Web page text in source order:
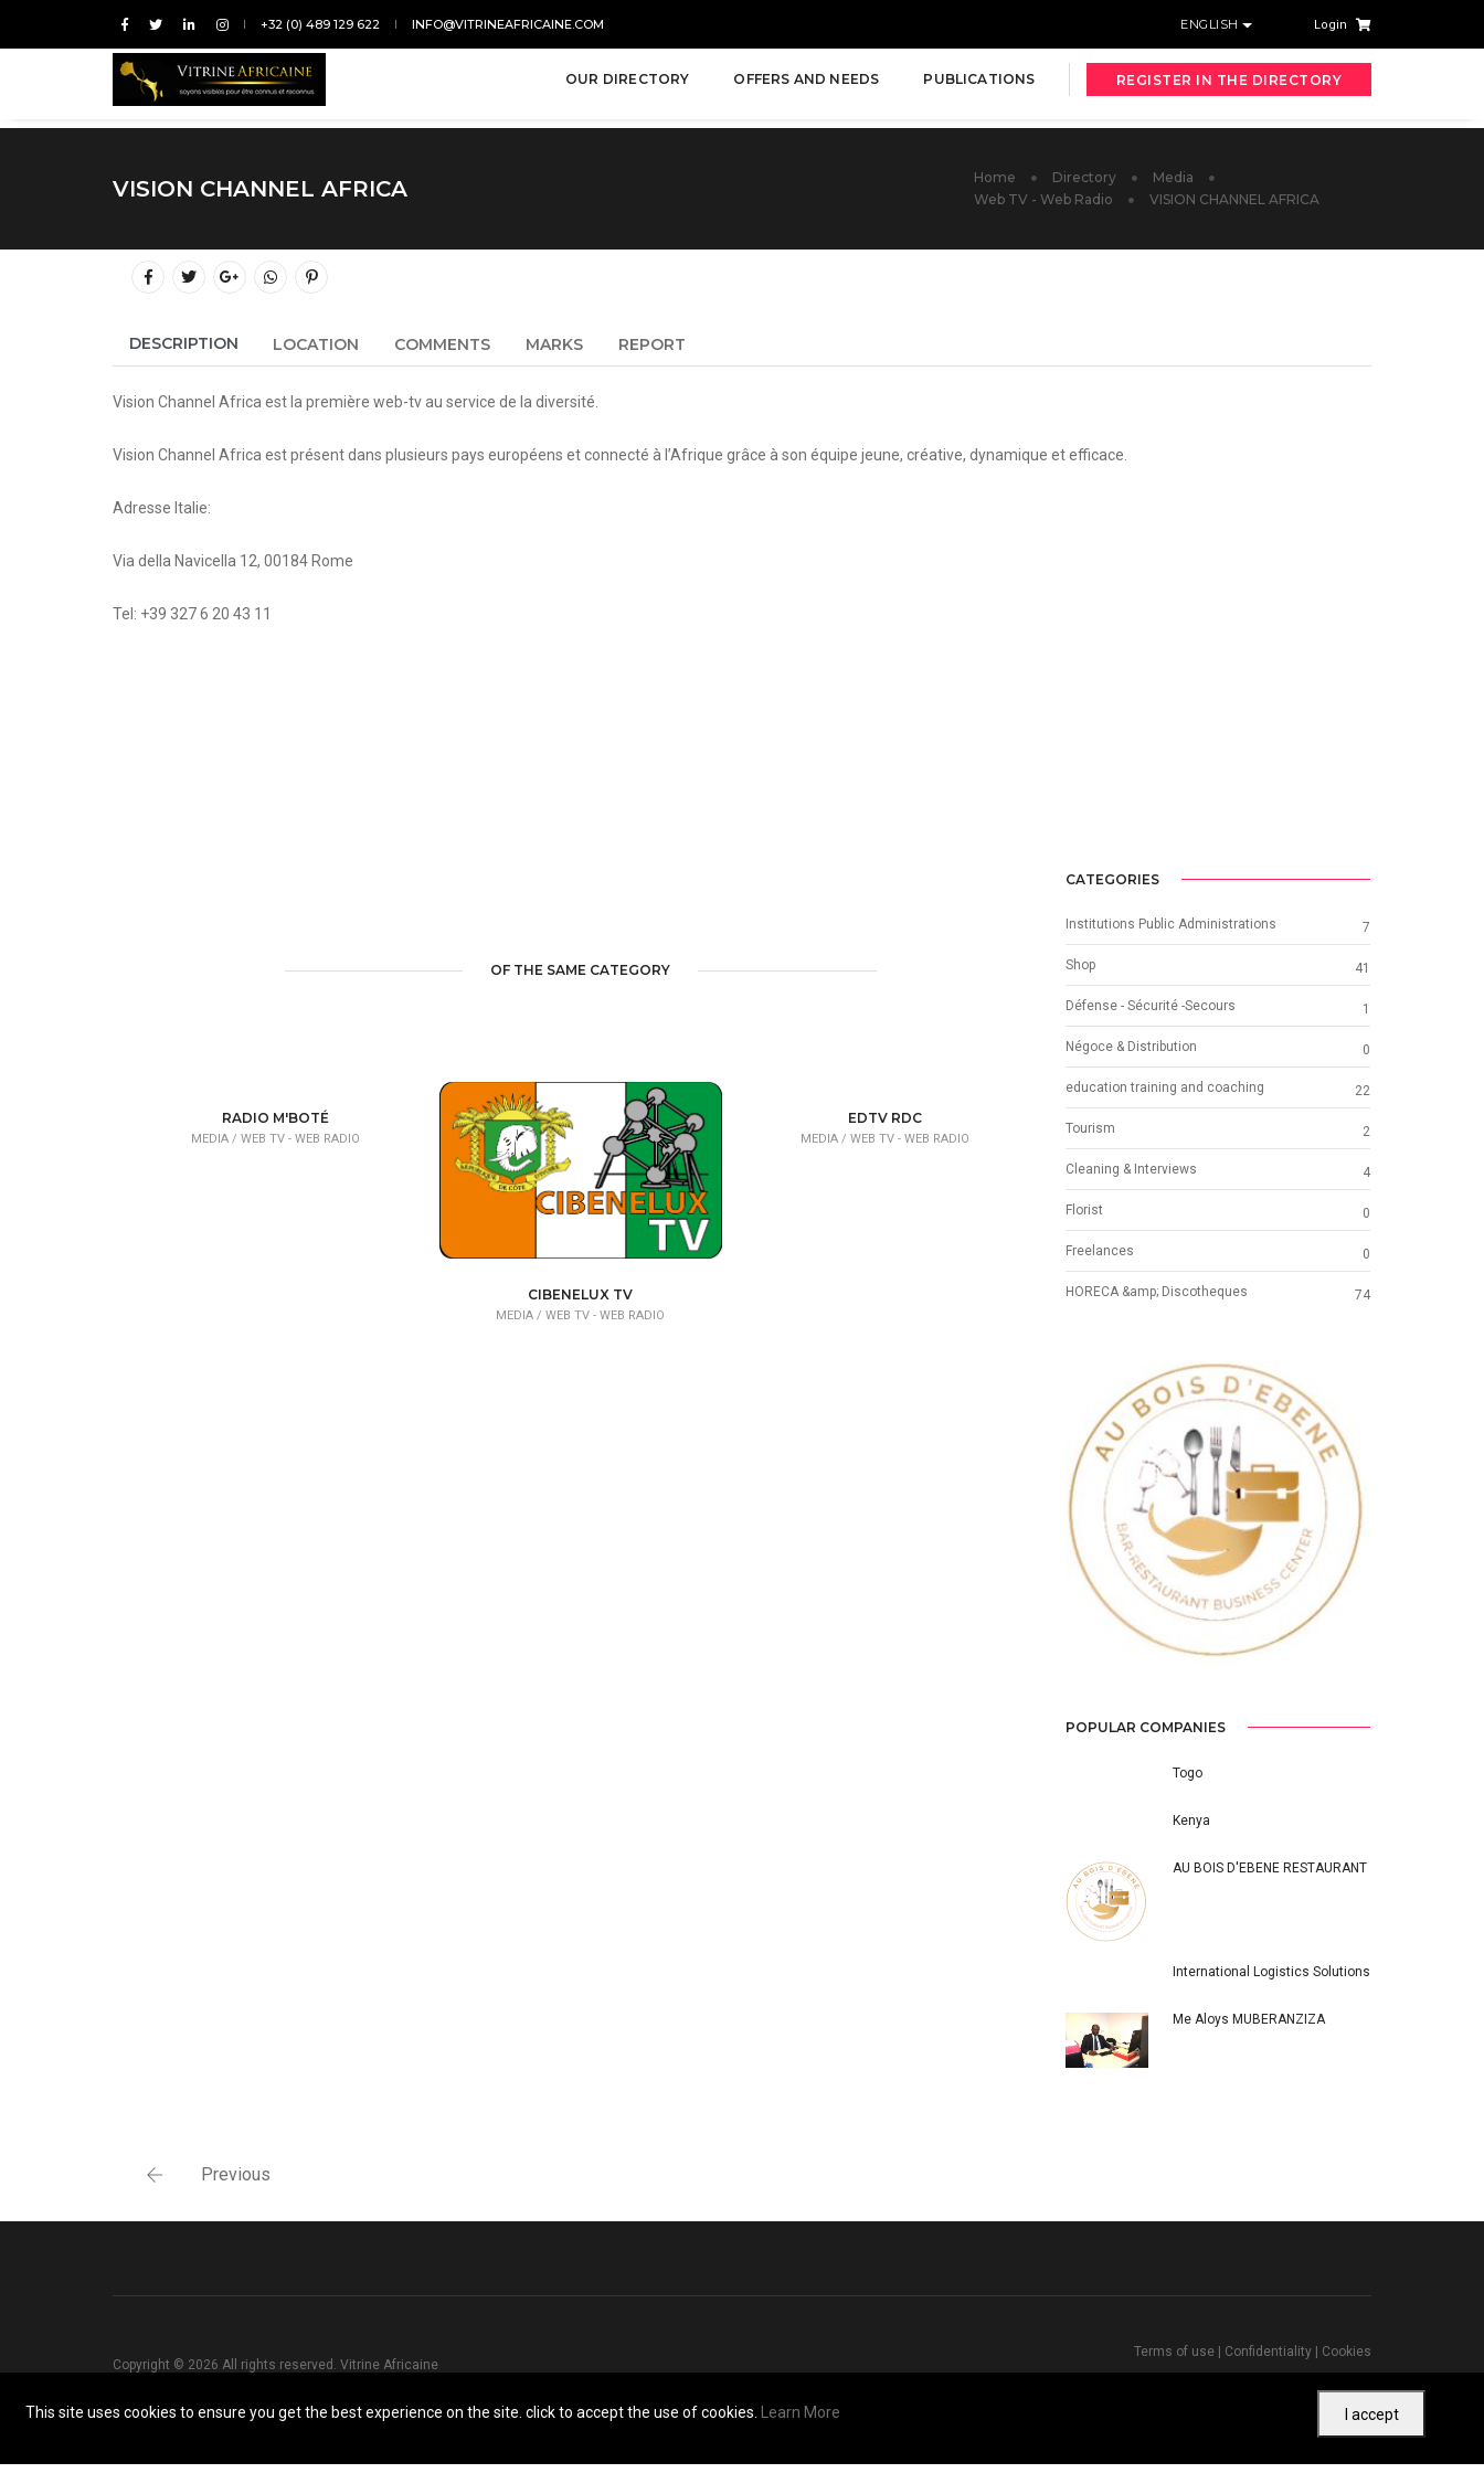
+32 (0) 489 129 622 INFO@VITRINEAFRICAINE.COM ENGLISH Login
OUR DIRECTORY OFFERS AND NEEDS PUBLICATIONS REGISTER IN THE DIRECTORY
VISION CHANNEL AFRICA Home Directory
Media
Web TV - Web Radio
VISION CHANNEL AFRICA
DESCRIPTION LOCATION COMMENTS MARKS REPORT
Vision Channel Africa est la première web-tv au service de la diversité.
Vision Channel Africa est présent dans plusieurs pays européens et connecté à l’Afrique grâce à son équipe jeune, créative, dynamique et efficace.
Adresse Italie:
Via della Navicella 12, 00184 Rome
Tel: +39 327 6 20 43 11
OF THE SAME CATEGORY
RADIO M'BOTÉ
MEDIA / WEB TV - WEB RADIO
CIBENELUX TV
MEDIA / WEB TV - WEB RADIO
EDTV RDC
MEDIA / WEB TV - WEB RADIO
CATEGORIES
Institutions Public Administrations 7
Shop 41
Défense - Sécurité -Secours 1
Négoce & Distribution 0
education training and coaching 22
Tourism 2
Cleaning & Interviews 4
Florist 0
Freelances 0
HORECA &amp; Discotheques 74
Previous Next
POPULAR COMPANIES
Togo
Kenya
AU BOIS D'EBENE RESTAURANT
International Logistics Solutions
Me Aloys MUBERANZIZA
Previous
This site uses cookies to ensure you get the best experience on the site. click to accept the use of cookies. Learn More I accept
Copyright © 2026 All rights reserved. Vitrine Africaine
Terms of use | Confidentiality | Cookies